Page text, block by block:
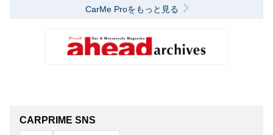
CarMe Proをもっと見る
CARPRIME SNS